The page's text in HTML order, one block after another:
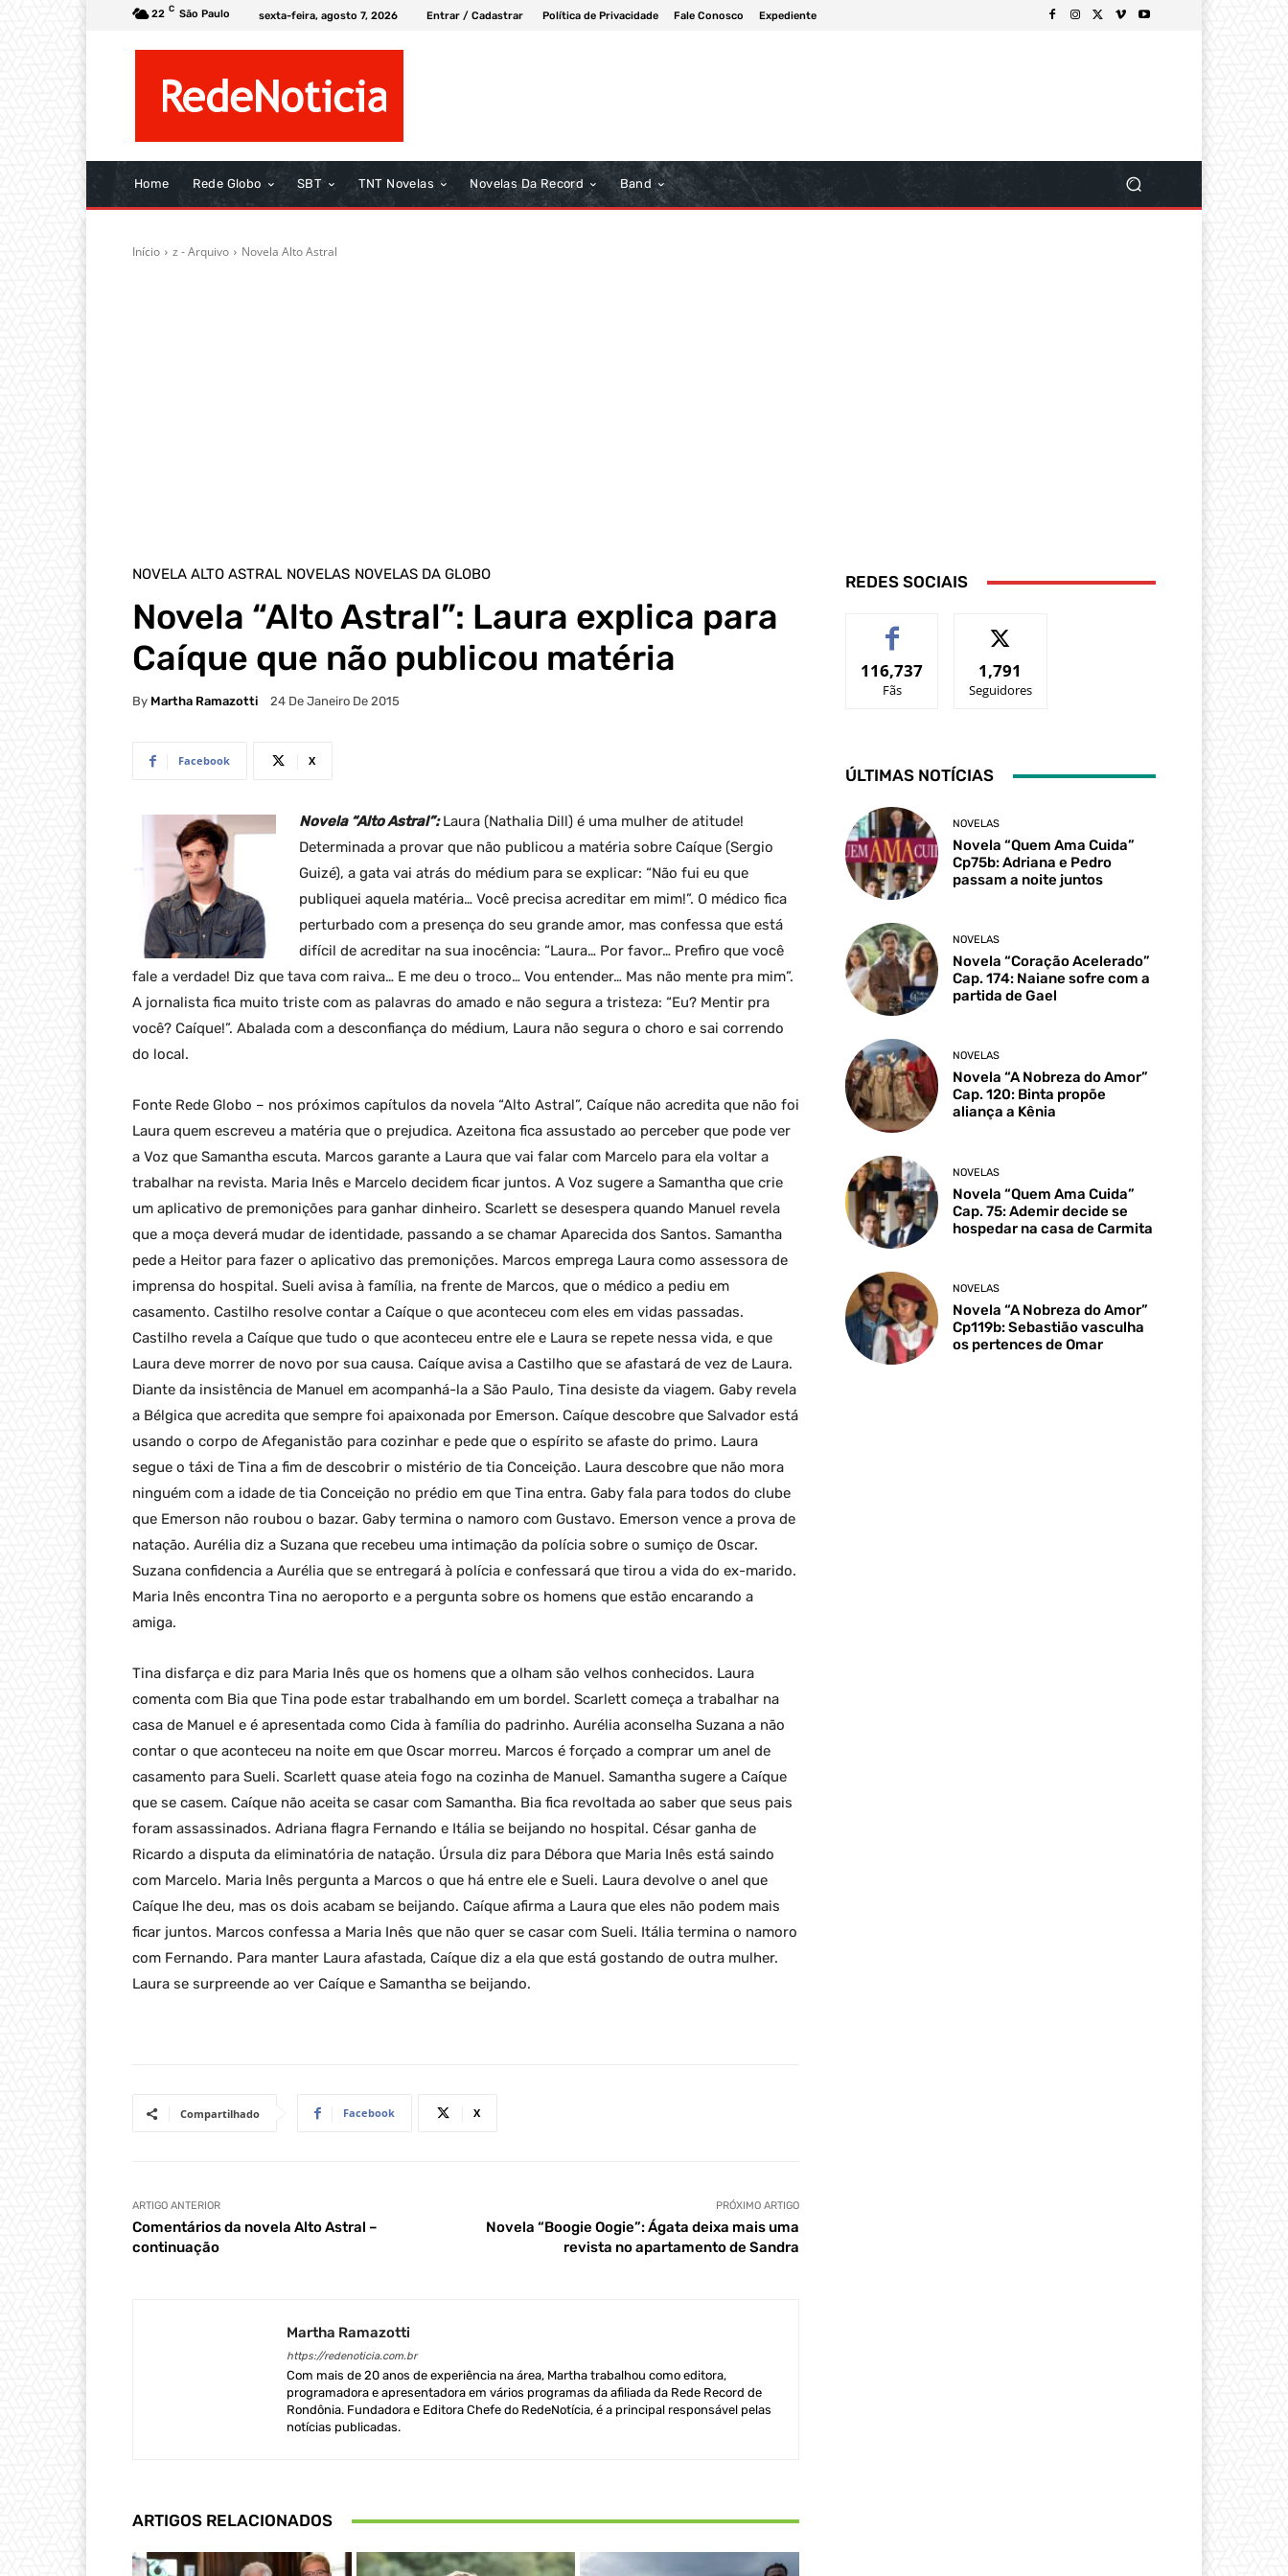
22 C São Paulo sexta-feira, agosto 7, 2026 Entrar / Cadastrar Política de Privacidade Fale Conosco Expediente
Home Rede Globo SBT TNT Novelas Novelas Da Record Band
Início z - Arquivo Novela Alto Astral
NOVELA ALTO ASTRAL NOVELAS NOVELAS DA GLOBO
Novela “Alto Astral”: Laura explica para
Caíque que não publicou matéria
By Martha Ramazotti 24 De Janeiro De 2015
Facebook X
Novela “Alto Astral”:Laura (Nathalia Dill) é uma mulher de atitude!
Determinada a provar que não publicou a matéria sobre Caíque (Sergio
Guizé), a gata vai atrás do médium para se explicar: “Não fui eu que
publiquei aquela matéria… Você precisa acreditar em mim!”. O médico fica
perturbado com a presença do seu grande amor, mas confessa que está
difícil de acreditar na sua inocência: “Laura… Por favor… Prefiro que você
fale a verdade! Diz que tava com raiva… E me deu o troco… Vou entender… Mas não mente pra mim”.
A jornalista fica muito triste com as palavras do amado e não segura a tristeza: “Eu? Mentir pra
você? Caíque!”. Abalada com a desconfiança do médium, Laura não segura o choro e sai correndo
do local.
Fonte Rede Globo – nos próximos capítulos da novela “Alto Astral”, Caíque não acredita que não foi
Laura quem escreveu a matéria que o prejudica. Azeitona fica assustado ao perceber que pode ver
a Voz que Samantha escuta. Marcos garante a Laura que vai falar com Marcelo para ela voltar a
trabalhar na revista. Maria Inês e Marcelo decidem ficar juntos. A Voz sugere a Samantha que crie
um aplicativo de premonições para ganhar dinheiro. Scarlett se desespera quando Manuel revela
que a moça deverá mudar de identidade, passando a se chamar Aparecida dos Santos. Samantha
pede a Heitor para fazer o aplicativo das premonições. Marcos emprega Laura como assessora de
imprensa do hospital. Sueli avisa à família, na frente de Marcos, que o médico a pediu em
casamento. Castilho resolve contar a Caíque o que aconteceu com eles em vidas passadas.
Castilho revela a Caíque que tudo o que aconteceu entre ele e Laura se repete nessa vida, e que
Laura deve morrer de novo por sua causa. Caíque avisa a Castilho que se afastará de vez de Laura.
Diante da insistência de Manuel em acompanhá-la a São Paulo, Tina desiste da viagem. Gaby revela
a Bélgica que acredita que sempre foi apaixonada por Emerson. Caíque descobre que Salvador está
usando o corpo de Afeganistão para cozinhar e pede que o espírito se afaste do primo. Laura
segue o táxi de Tina a fim de descobrir o mistério de tia Conceição. Laura descobre que não mora
ninguém com a idade de tia Conceição no prédio em que Tina entra. Gaby fala para todos do clube
que Emerson não roubou o bazar. Gaby termina o namoro com Gustavo. Emerson vence a prova de
natação. Aurélia diz a Suzana que recebeu uma intimação da polícia sobre o sumiço de Oscar.
Suzana confidencia a Aurélia que se entregará à polícia e confessará que tirou a vida do ex-marido.
Maria Inês encontra Tina no aeroporto e a pergunta sobre os homens que estão encarando a
amiga.
Tina disfarça e diz para Maria Inês que os homens que a olham são velhos conhecidos. Laura
comenta com Bia que Tina pode estar trabalhando em um bordel. Scarlett começa a trabalhar na
casa de Manuel e é apresentada como Cida à família do padrinho. Aurélia aconselha Suzana a não
contar o que aconteceu na noite em que Oscar morreu. Marcos é forçado a comprar um anel de
casamento para Sueli. Scarlett quase ateia fogo na cozinha de Manuel. Samantha sugere a Caíque
que se casem. Caíque não aceita se casar com Samantha. Bia fica revoltada ao saber que seus pais
foram assassinados. Adriana flagra Fernando e Itália se beijando no hospital. César ganha de
Ricardo a disputa da eliminatória de natação. Úrsula diz para Débora que Maria Inês está saindo
com Marcelo. Maria Inês pergunta a Marcos o que há entre ele e Sueli. Laura devolve o anel que
Caíque lhe deu, mas os dois acabam se beijando. Caíque afirma a Laura que eles não podem mais
ficar juntos. Marcos confessa a Maria Inês que não quer se casar com Sueli. Itália termina o namoro
com Fernando. Para manter Laura afastada, Caíque diz a ela que está gostando de outra mulher.
Laura se surpreende ao ver Caíque e Samantha se beijando.
Compartilhado Facebook X
ARTIGO ANTERIOR
Comentários da novela Alto Astral –
continuação
PRÓXIMO ARTIGO
Novela “Boogie Oogie”: Ágata deixa mais uma
revista no apartamento de Sandra
Martha Ramazotti
https://redenoticia.com.br
Com mais de 20 anos de experiência na área, Martha trabalhou como editora,
programadora e apresentadora em vários programas da afiliada da Rede Record de
Rondônia. Fundadora e Editora Chefe do RedeNotícia, é a principal responsável pelas
notícias publicadas.
ARTIGOS RELACIONADOS
REDES SOCIAIS
116,737
Fãs
1,791
Seguidores
ÚLTIMAS NOTÍCIAS
NOVELAS
Novela “Quem Ama Cuida”
Cp75b: Adriana e Pedro
passam a noite juntos
NOVELAS
Novela “Coração Acelerado”
Cap. 174: Naiane sofre com a
partida de Gael
NOVELAS
Novela “A Nobreza do Amor”
Cap. 120: Binta propõe
aliança a Kênia
NOVELAS
Novela “Quem Ama Cuida”
Cap. 75: Ademir decide se
hospedar na casa de Carmita
NOVELAS
Novela “A Nobreza do Amor”
Cp119b: Sebastião vasculha
os pertences de Omar